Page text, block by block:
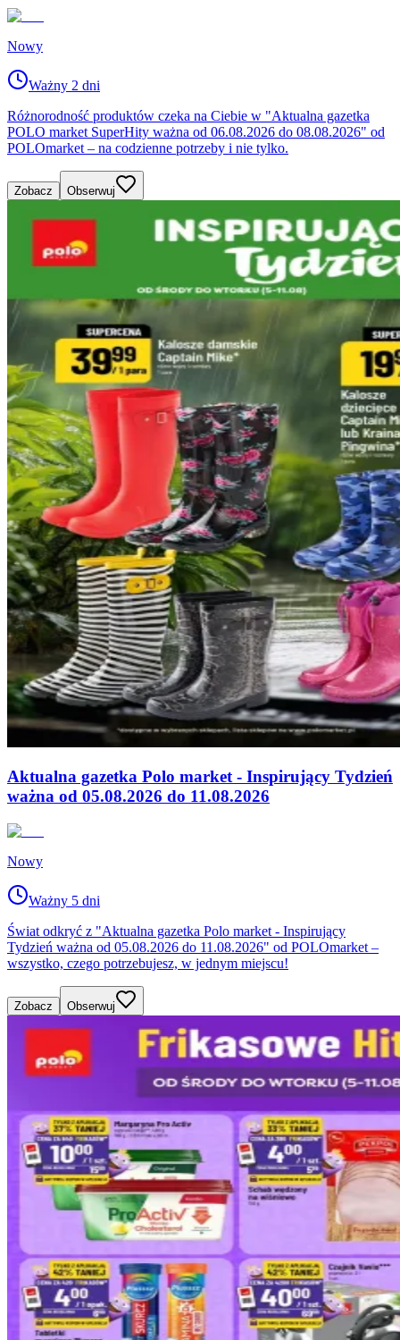
Nowy
Ważny 2 dni
Różnorodność produktów czeka na Ciebie w "Aktualna gazetka
POLO market SuperHity ważna od 06.08.2026 do 08.08.2026" od
POLOmarket – na codzienne potrzeby i nie tylko.
Zobacz Obserwuj
Aktualna gazetka Polo market - Inspirujący Tydzień
ważna od 05.08.2026 do 11.08.2026
Nowy
Ważny 5 dni
Świat odkryć z "Aktualna gazetka Polo market - Inspirujący
Tydzień ważna od 05.08.2026 do 11.08.2026" od POLOmarket –
wszystko, czego potrzebujesz, w jednym miejscu!
Zobacz Obserwuj